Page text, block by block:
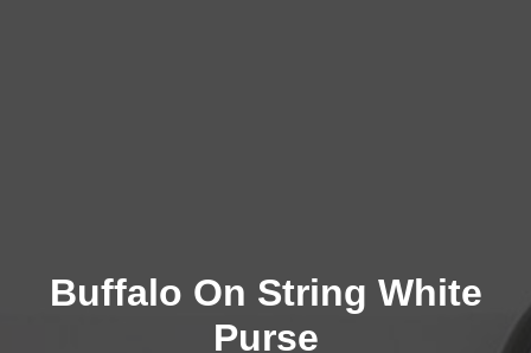
Buffalo On String White
Purse